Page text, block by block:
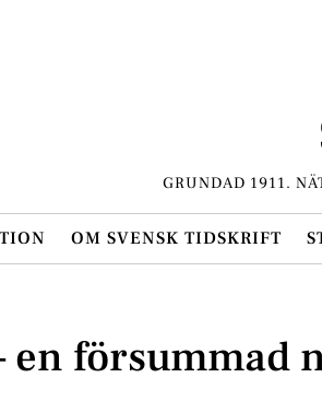
GRUNDAD 1911.
OM SVENSK TIDSKRIFT
en försummad